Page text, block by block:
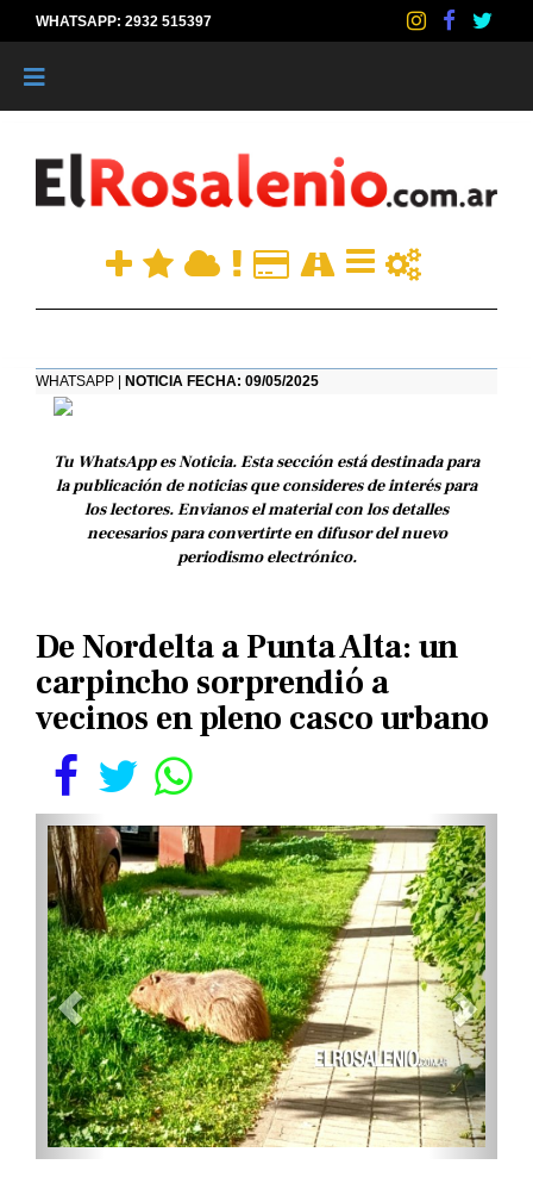
WHATSAPP: 2932 515397
WHATSAPP | NOTICIA FECHA: 09/05/2025
Tu WhatsApp es Noticia. Esta sección está destinada para
la publicación de noticias que consideres de interés para
los lectores. Envianos el material con los detalles
necesarios para convertirte en difusor del nuevo
periodismo electrónico.
De Nordelta a Punta Alta: un
carpincho sorprendió a
vecinos en pleno casco urbano